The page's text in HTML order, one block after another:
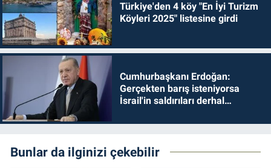
Türkiye'den 4 köy "En İyi Turizm
Köyleri 2025" listesine girdi
Cumhurbaşkanı Erdoğan:
Gerçekten barış isteniyorsa
İsrail'in saldırıları derhal
Bunlar da ilginizi çekebilir